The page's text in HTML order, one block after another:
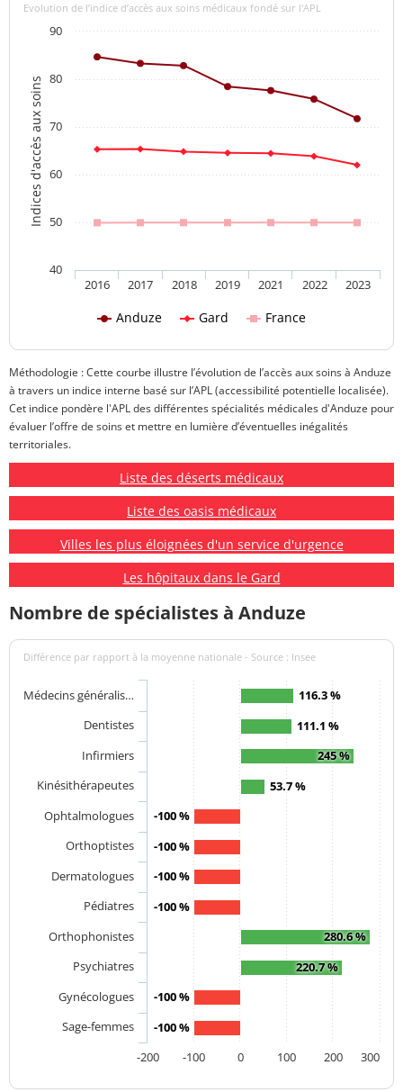
Indices d'accès aux soins
Evolution de l’indice d’accès aux soins médicaux fondé sur l'APL
Anduze Gard France
2016 2017 2018 2019 2021 2022 2023
40
50
60
70
80
90
Méthodologie : Cette courbe illustre l’évolution de l’accès aux soins à Anduze
à travers un indice interne basé sur l’APL (accessibilité potentielle localisée).
Cet indice pondère l'APL des différentes spécialités médicales d'Anduze pour
évaluer l’offre de soins et mettre en lumière d’éventuelles inégalités
territoriales.
Liste des déserts médicaux
Liste des oasis médicaux
Villes les plus éloignées d'un service d'urgence
Les hôpitaux dans le Gard
Nombre de spécialistes à Anduze
Différence par rapport à la moyenne nationale - Source : Insee
116.3 %
111.1 %
245 %
53.7 %
-100 %
-100 %
-100 %
-100 %
280.6 %
220.7 %
-100 %
-100 %
Médecins généralis…
Dentistes
Infirmiers
Kinésithérapeutes
Ophtalmologues
Orthoptistes
Dermatologues
Pédiatres
Orthophonistes
Psychiatres
Gynécologues
Sage-femmes
-200
-100 0 100 200 300